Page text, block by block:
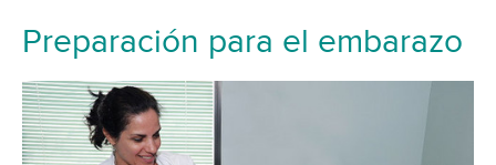
Preparación para el embarazo